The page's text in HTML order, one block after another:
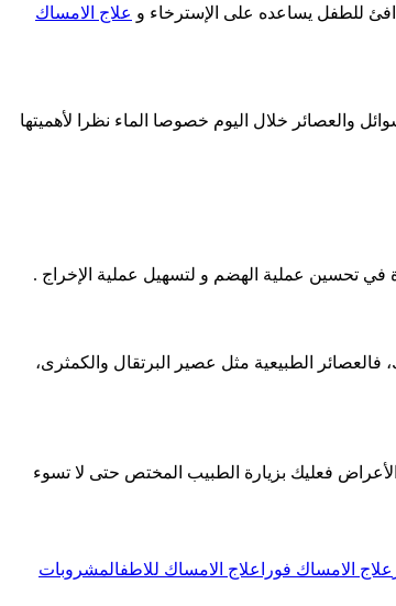
للطفل يساعده على الإسترخاء و علاج الامساك
والعصائر خلال اليوم خصوصا الماء نظرا لأهميتها
تحسين عملية الهضم و لتسهيل عملية الإخراج .
الطبيعية مثل عصير البرتقال والكمثرى،
فعليك بزيارة الطبيب المختص حتى لا تسوء
علاج الامساك فورا علاج الامساك للاطفالمشروبات